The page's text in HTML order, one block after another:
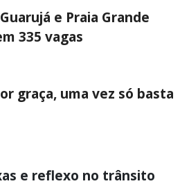
e Praia Grande
335 vagas
graça, uma vez só basta
e reflexo no trânsito